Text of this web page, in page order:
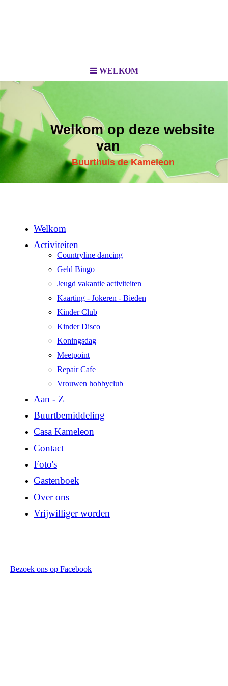
WELKOM
Welkom op deze website
van
Buurthuis de Kameleon
Welkom
Activiteiten
Countryline dancing
Geld Bingo
Jeugd vakantie activiteiten
Kaarting - Jokeren - Bieden
Kinder Club
Kinder Disco
Koningsdag
Meetpoint
Repair Cafe
Vrouwen hobbyclub
Aan - Z
Buurtbemiddeling
Casa Kameleon
Contact
Foto's
Gastenboek
Over ons
Vrijwilliger worden
Bezoek ons op Facebook